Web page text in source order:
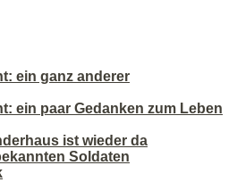
ein ganz anderer
ein paar Gedanken zum Leben
ist wieder da
Soldaten